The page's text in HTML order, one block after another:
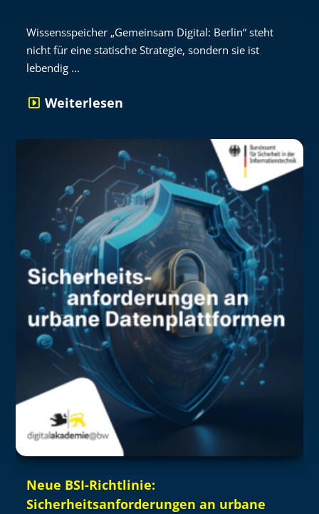
Wissensspeicher „Gemeinsam Digital: Berlin“ steht
nicht für eine statische Strategie, sondern sie ist
lebendig ...
Weiterlesen
Neue BSI-Richtlinie:
Sicherheitsanforderungen an urbane